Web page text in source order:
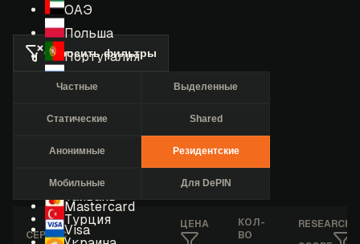
ОАЭ
Польша
Португалия
США
Сингапур
Турция
Mastercard
Visa
Сбросить фильтры
Частные Выделенные
Статические Shared
Анонимные Резидентские
Мобильные Для DePIN
СЕРВИС
ЦЕНА
КОЛ-
ВО